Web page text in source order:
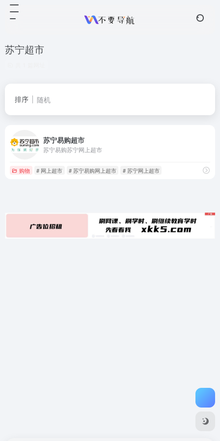
苏宁超市
排序 随机
苏宁易购超市
苏宁易购苏宁网上超市
购物 # 网上超市 # 苏宁易购网上超市 # 苏宁网上超市